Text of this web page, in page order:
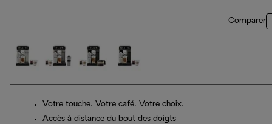
Comparer
Votre touche. Votre café. Votre choix.
Accès à distance du bout des doigts